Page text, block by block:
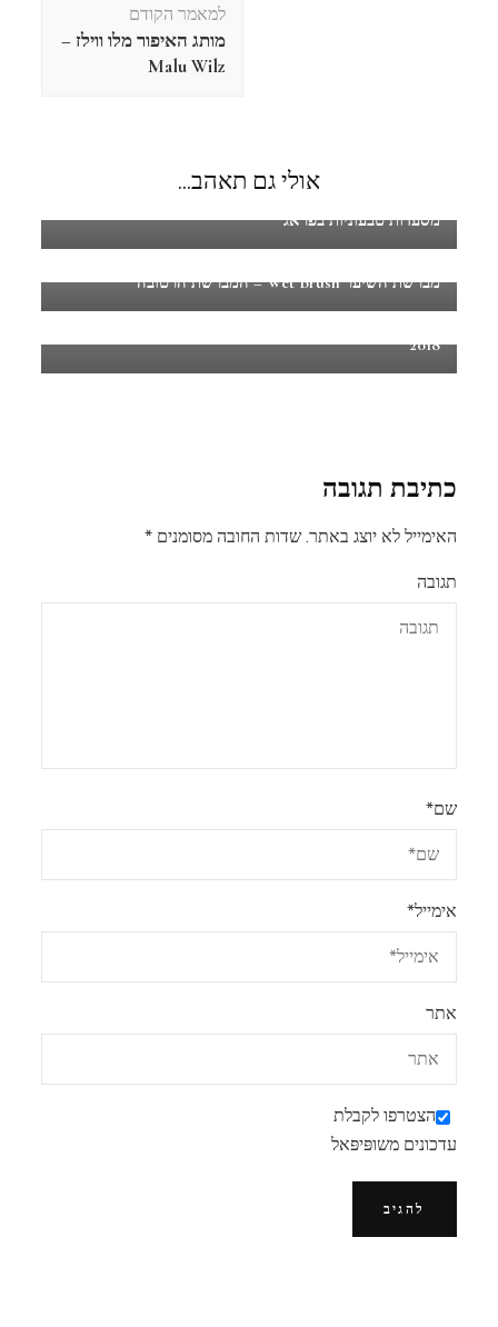
למאמר הקודם
מותג האיפור מלו ווילז –
Malu Wilz
אולי גם תאהב...
מסעדות טבעוניות בפראג
מברשת השיער Wet Brush – המברשת הרטובה
2018
כתיבת תגובה
האימייל לא יוצג באתר. שדות החובה מסומנים*
תגובה
שם*
אימייל*
אתר
הצטרפו לקבלת
עדכונים משופּיפּאל